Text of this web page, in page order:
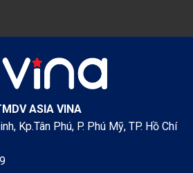
E
C
Chữa
cứu
nạn
năm
tại
ASIA VINA
Kp.Tân Phú, P. Phú Mỹ, TP. Hồ Chí